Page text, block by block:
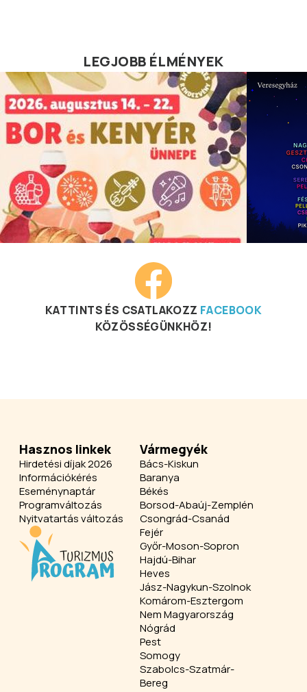
LEGJOBB ÉLMÉNYEK
KATTINTS ÉS CSATLAKOZZ FACEBOOK
KÖZÖSSÉGÜNKHÖZ!
Hasznos linkek
Hirdetési díjak 2026
Információkérés
Eseménynaptár
Programváltozás
Nyitvatartás változás
Vármegyék
Bács-Kiskun
Baranya
Békés
Borsod-Abaúj-Zemplén
Csongrád-Csanád
Fejér
Győr-Moson-Sopron
Hajdú-Bihar
Heves
Jász-Nagykun-Szolnok
Komárom-Esztergom
Nem Magyarország
Nógrád
Pest
Somogy
Szabolcs-Szatmár-
Bereg